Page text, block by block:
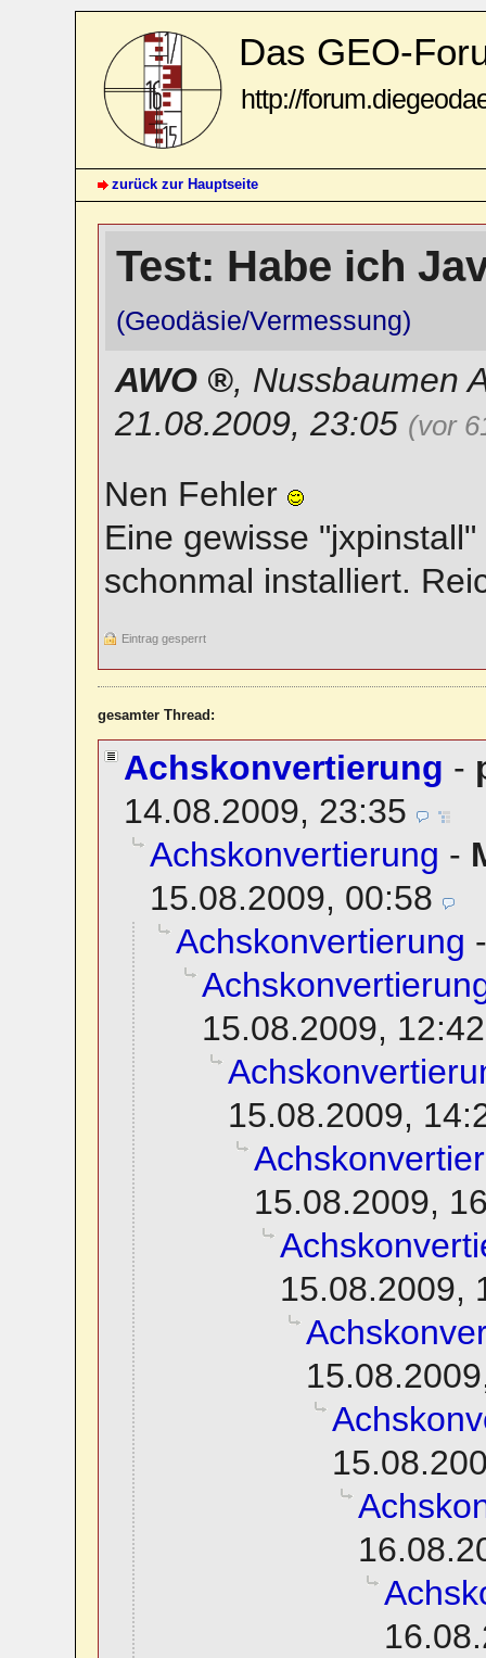
Das GEO-
http://
zurück zur Hauptseite
Test: Habe ich
(Geodäsie/Vermessung)
AWO , Nussbaumen
21.08.2009, 23:05 (vor
Nen Fehler
Eine gewisse
schonmal installiert.
Eintrag gesperrt
gesamter Thread:
Achskonvertierung -
14.08.2009, 23:35
Achskonvertierung -
15.08.2009, 00:58
Achskonvertierung
15.08.2009, 12:42
15.08.2009,
15.08.2009,
15.08.2009,